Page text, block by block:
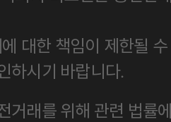
대한 책임이 제한될
하시기 바랍니다.
거래를 위해 관련 법률